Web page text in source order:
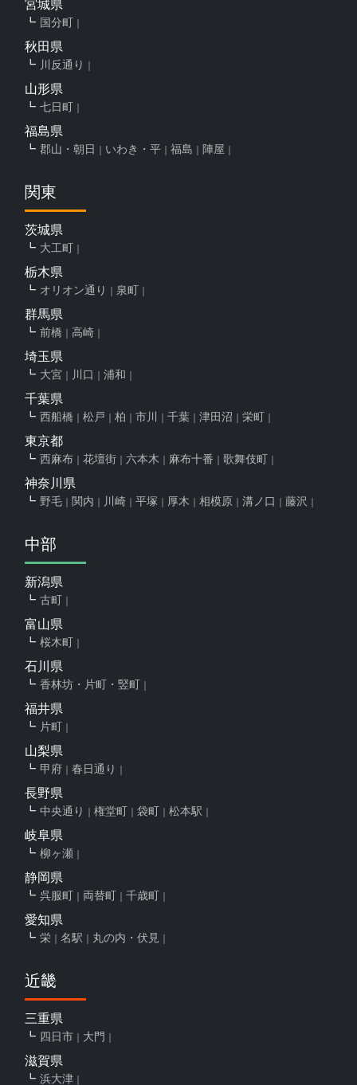
宮城県
国分町
秋田県
川反通り
山形県
七日町
福島県
郡山・朝日 いわき・平 福島 陣屋
関東
茨城県
大工町
栃木県
オリオン通り 泉町
群馬県
前橋 高崎
埼玉県
大宮 川口 浦和
千葉県
西船橋 松戸 柏 市川 千葉 津田沼 栄町
東京都
西麻布 花壇街 六本木 麻布十番 歌舞伎町
神奈川県
野毛 関内 川崎 平塚 厚木 相模原 溝ノ口 藤沢
中部
新潟県
古町
富山県
桜木町
石川県
香林坊・片町・竪町
福井県
片町
山梨県
甲府 春日通り
長野県
中央通り 権堂町 袋町 松本駅
岐阜県
柳ヶ瀬
静岡県
呉服町 両替町 千歳町
愛知県
栄 名駅 丸の内・伏見
近畿
三重県
四日市 大門
滋賀県
浜大津